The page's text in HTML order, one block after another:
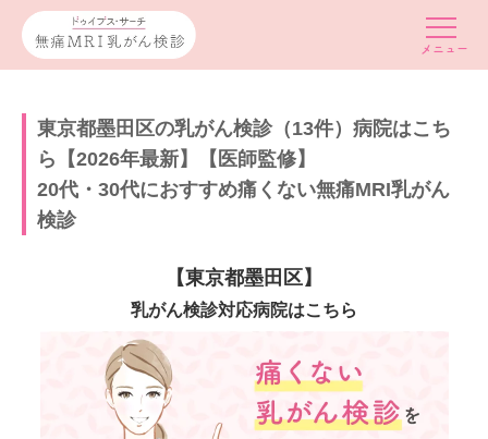
東京都墨田区の乳がん検診（13件）病院はこち
ら【2026年最新】【医師監修】
20代・30代におすすめ痛くない無痛MRI乳がん
検診
【東京都墨田区】
乳がん検診対応病院はこちら